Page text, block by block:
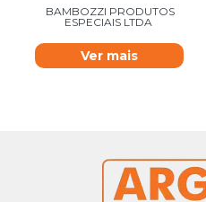
BAMBOZZI PRODUTOS
ESPECIAIS LTDA
Ver mais